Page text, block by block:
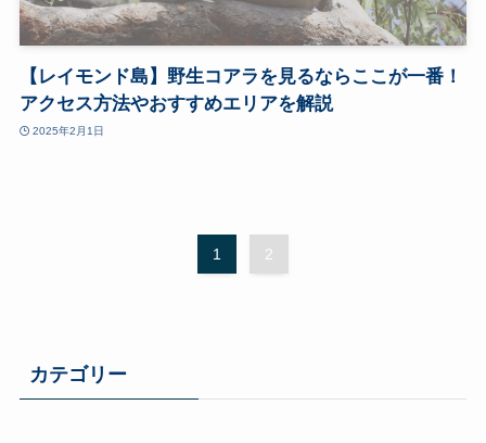
【レイモンド島】野生コアラを見るならここが一番！
アクセス方法やおすすめエリアを解説
2025年2月1日
1 2
カテゴリー